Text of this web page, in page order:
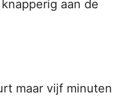
aan de
maar vijf minuten